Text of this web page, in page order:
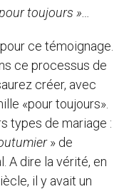
toujours »…
ce témoignage.
ce processus de
créer, avec
«pour toujours».
types de mariage :
» de
A dire la vérité, en
il y avait un